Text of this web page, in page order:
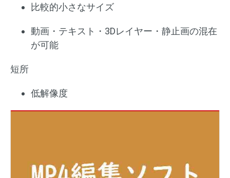
比較的小さなサイズ
動画・テキスト・3Dレイヤー・静止画の混在
が可能
短所
低解像度